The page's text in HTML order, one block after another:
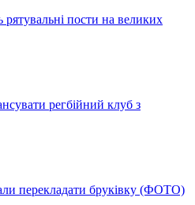
пости на великих
регбійний клуб з
перекладати бруківку (ФОТО)